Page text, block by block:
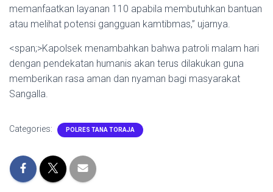
memanfaatkan layanan 110 apabila membutuhkan bantuan
atau melihat potensi gangguan kamtibmas,” ujarnya.
<span;>Kapolsek menambahkan bahwa patroli malam hari
dengan pendekatan humanis akan terus dilakukan guna
memberikan rasa aman dan nyaman bagi masyarakat
Sangalla.
Categories: POLRES TANA TORAJA